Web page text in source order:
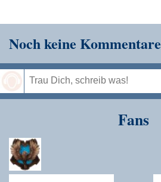
Noch keine Kommentare
Fans